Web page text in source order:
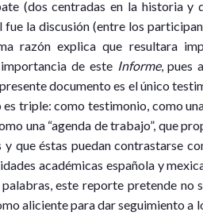
(dos centradas en la historia y
fue la discusión (entre los
razón explica que resultara
de este Informe, pues
documento es el único
triple: como testimonio, como
una “agenda de trabajo”, que
que éstas puedan contrastarse
académicas española y
este reporte pretende no
aliciente para dar seguimiento a